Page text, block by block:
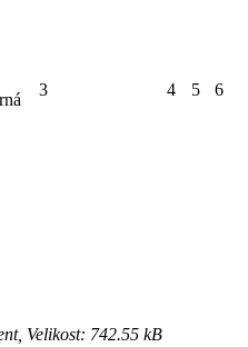
3 4 5 6
Velikost: 742.55 kB